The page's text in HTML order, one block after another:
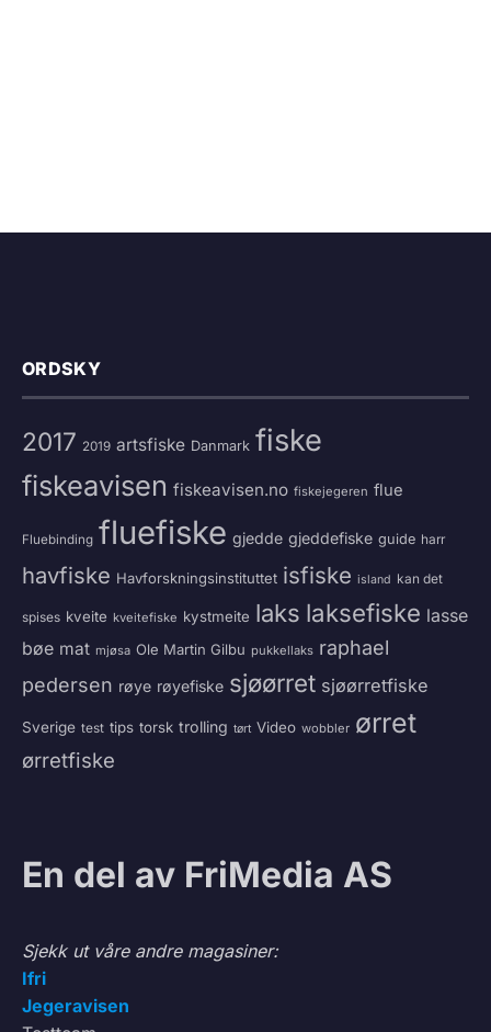
ORDSKY
2017 2019 artsfiske Danmark fiske
fiskeavisen fiskeavisen.no fiskejegeren flue
Fluebinding fluefiske gjedde gjeddefiske guide harr
havfiske Havforskningsinstituttet isfiske island kan det
spises kveite kveitefiske kystmeite laks laksefiske lasse
bøe mat mjøsa Ole Martin Gilbu pukkellaks raphael
pedersen røye røyefiske sjøørret sjøørretfiske
Sverige test tips torsk trolling tørt Video wobbler ørret
ørretfiske
En del av FriMedia AS
Sjekk ut våre andre magasiner:
Ifri
Jegeravisen